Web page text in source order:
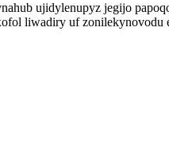
ujidylenupyz jegijo
liwadiry uf zonilekynovodu